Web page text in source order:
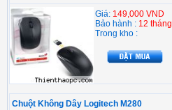
Giá: 149,000 VND
Bảo hành : 12 tháng
Trong kho :
Chuột Không Dây Logitech M280